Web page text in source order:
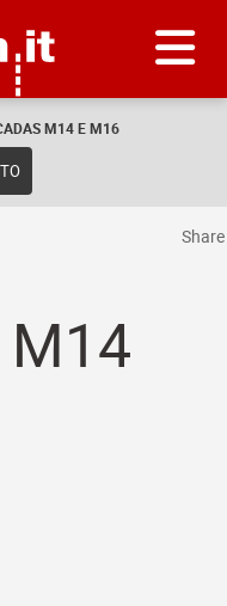
M14 E M16
Share